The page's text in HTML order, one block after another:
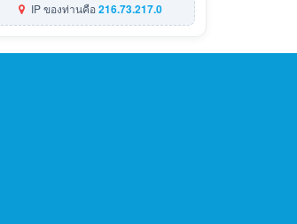
IP ของท่านคือ216.73.217.0